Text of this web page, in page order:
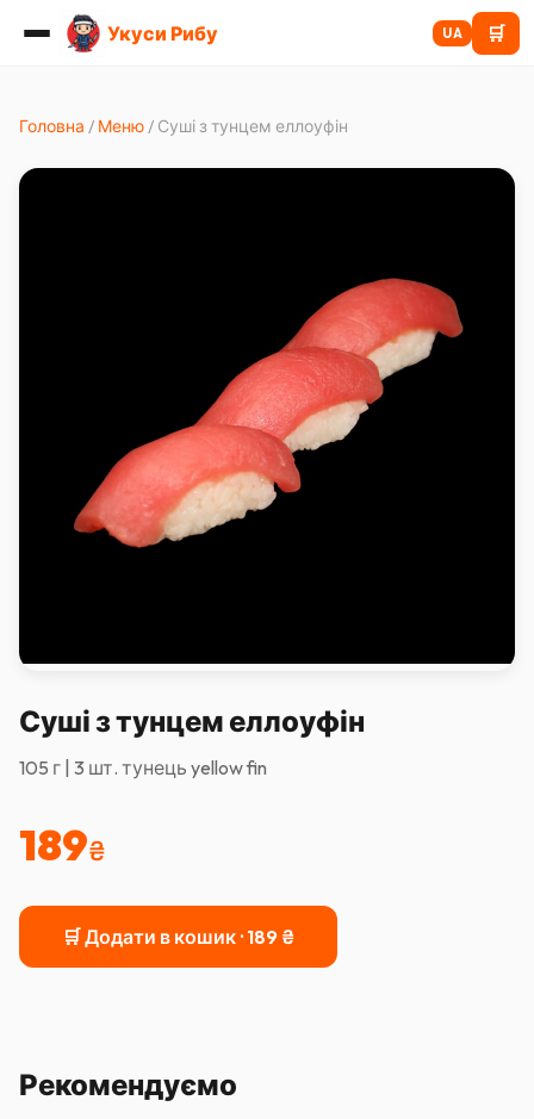
Укуси Рибу UA 🛒
Головна / Меню/ Суші з тунцем еллоуфін
Суші з тунцем еллоуфін
105 г | 3 шт. тунець yellow fin
189₴
🛒 Додати в кошик ·189 ₴
Рекомендуємо